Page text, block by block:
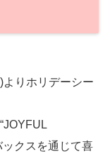
りホリデーシー
ックスを通じて喜